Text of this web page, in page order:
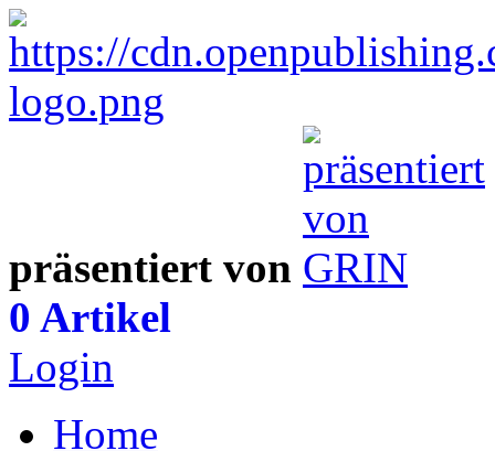
präsentiert von
0 Artikel
Login
Home